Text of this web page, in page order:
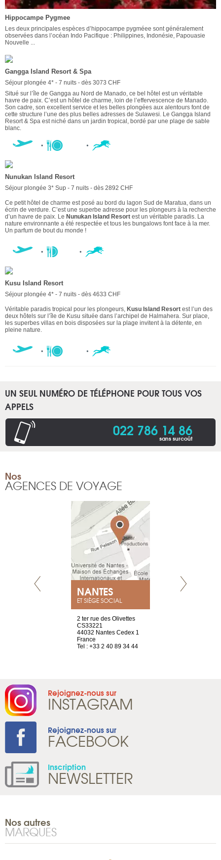
Hippocampe Pygmee
Les deux principales espèces d’hippocampe pygméee sont généralement
observées dans l’océan Indo Pacifique : Philippines, Indonésie, Papouasie
Nouvelle ...
Gangga Island Resort & Spa
Séjour plongée 4* - 7 nuits - dès 3073 CHF
Situé sur l’île de Gangga au Nord de Manado, ce bel hôtel est un véritable
havre de paix. C’est un hôtel de charme, loin de l’effervescence de Manado.
Son cadre, son excellent service et les belles plongées aux alentours font de
cette structure l’une des plus belles adresses de Sulawesi. Le Gangga Island
Resort & Spa est niché dans un jardin tropical, bordé par une plage de sable
blanc.
Nunukan Island Resort
Séjour plongée 3* Sup - 7 nuits - dès 2892 CHF
Ce petit hôtel de charme est posé au bord du lagon Sud de Maratua, dans un
écrin de verdure. C’est une superbe adresse pour les plongeurs à la recherche
d’un havre de paix. Le Nunukan Island Resort est un véritable paradis. La
nature environnante a été respectée et tous les bungalows font face à la mer.
Un parfum de bout du monde !
Kusu Island Resort
Séjour plongée 4* - 7 nuits - dès 4633 CHF
Véritable paradis tropical pour les plongeurs, Kusu Island Resort est l’un des
deux hôtels sur l’île de Kusu située dans l’archipel de Halmahera. Sur place,
les superbes villas en bois disposées sur la plage invitent à la détente, en
pleine nature.
UN SEUL NUMÉRO DE TÉLÉPHONE POUR TOUS VOS
APPELS
022 786 14 86
sans surcoût
Nos
AGENCES DE VOYAGE
NANTES
ET SIÈGE SOCIAL
2 ter rue des Olivettes
CS33221
44032 Nantes Cedex 1
France
Tel : +33 2 40 89 34 44
Rejoignez-nous sur
INSTAGRAM
Rejoignez-nous sur
FACEBOOK
Inscription
NEWSLETTER
Nos autres
MARQUES